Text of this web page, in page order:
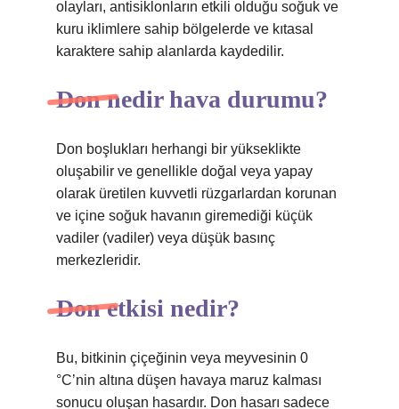
olayları, antisiklonların etkili olduğu soğuk ve
kuru iklimlere sahip bölgelerde ve kıtasal
karaktere sahip alanlarda kaydedilir.
Don nedir hava durumu?
Don boşlukları herhangi bir yükseklikte
oluşabilir ve genellikle doğal veya yapay
olarak üretilen kuvvetli rüzgarlardan korunan
ve içine soğuk havanın giremediği küçük
vadiler (vadiler) veya düşük basınç
merkezleridir.
Don etkisi nedir?
Bu, bitkinin çiçeğinin veya meyvesinin 0
°C’nin altına düşen havaya maruz kalması
sonucu oluşan hasardır. Don hasarı sadece